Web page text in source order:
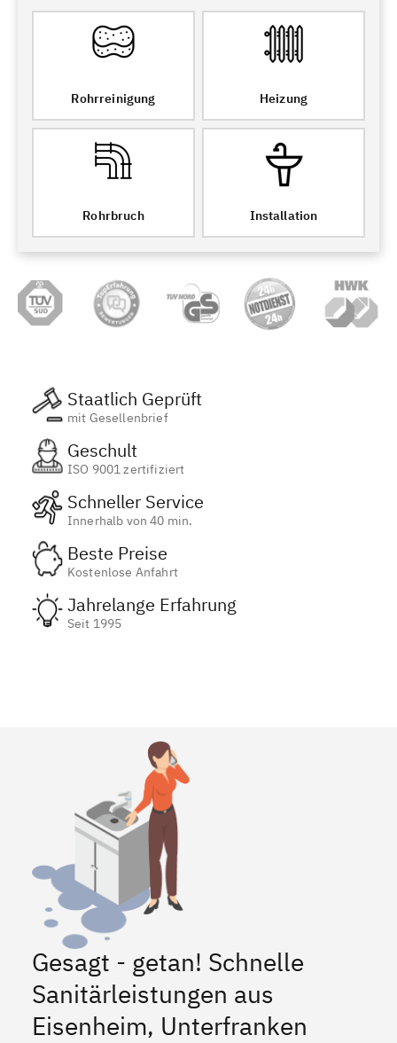
Rohrreinigung Heizung
Rohrbruch Installation
Staatlich Geprüft
mit Gesellenbrief
Geschult
ISO 9001 zertifiziert
Schneller Service
Innerhalb von 40 min.
Beste Preise
Kostenlose Anfahrt
Jahrelange Erfahrung
Seit 1995
Gesagt - getan! Schnelle
Sanitärleistungen aus
Eisenheim, Unterfranken